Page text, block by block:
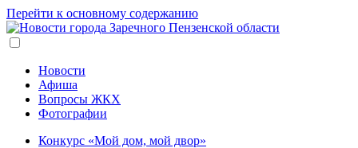
Перейти к основному содержанию
Новости
Афиша
Вопросы ЖКХ
Фотографии
Конкурс «Мой дом, мой двор»